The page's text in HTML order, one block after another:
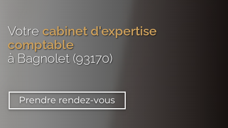
Votre cabinet d'expertise
comptable
à Bagnolet (93170)
Prendre rendez-vous